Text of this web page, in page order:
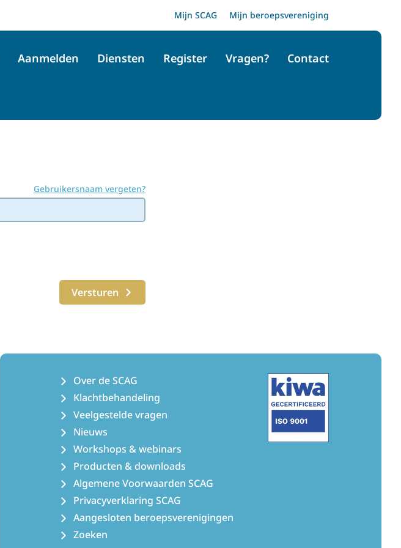
Aanmelden Diensten Register Vragen? Contact
Mijn SCAG Mijn beroepsvereniging
Gebruikersnaam vergeten?
Versturen
Over de SCAG
Klachtbehandeling
Veelgestelde vragen
Nieuws
Workshops & webinars
Producten & downloads
Algemene Voorwaarden SCAG
Privacyverklaring SCAG
Aangesloten beroepsverenigingen
Zoeken